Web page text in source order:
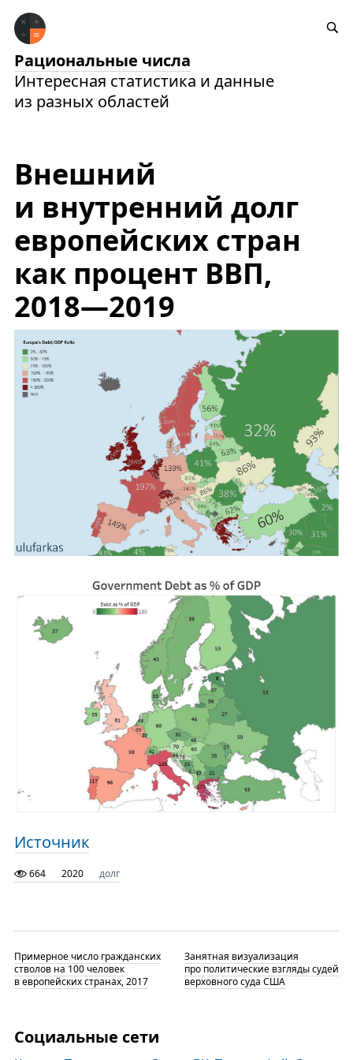
Рациональные числа
Интересная статистика и данные
из разных областей
Внешний
и внутренний долг
европейских стран
как процент ВВП,
2018—2019
Источник
664 2020 долг
Примерное число гражданских
стволов на 100 человек
в европейских странах, 2017
Занятная визуализация
про политические взгляды судей
верховного суда США
Социальные сети